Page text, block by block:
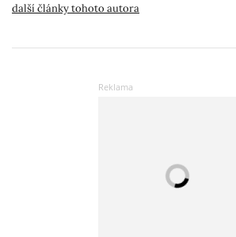
další články tohoto autora